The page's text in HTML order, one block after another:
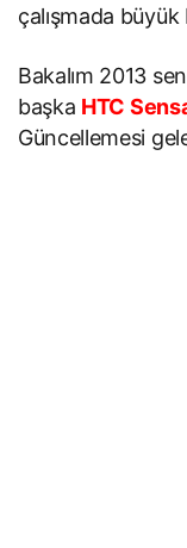
çalışmada büyük
Bakalım 2013
başka HTC
Güncellemesi